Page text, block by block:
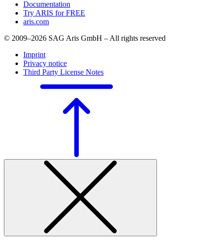
Documentation
Try ARIS for FREE
aris.com
© 2009–2026 SAG Aris GmbH – All rights reserved
Imprint
Privacy notice
Third Party License Notes